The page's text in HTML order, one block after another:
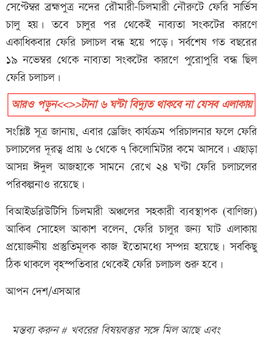
সেপ্টেম্বর ব্রহ্মপুত্র নদের রৌমারী-চিলমারী নৌরুটে ফেরি সার্ভিস
চালু হয়। তবে চালুর পর থেকেই নাব্যতা সংকটের কারণে
একাধিকবার ফেরি চলাচল বন্ধ হয়ে পড়ে। সর্বশেষ গত বছরের
১৯ নভেম্বর থেকে নাব্যতা সংকটের কারণে পুরোপুরি বন্ধ ছিল
ফেরি চলাচল।
আরও পড়ুন<<>>টানা ৬ ঘন্টা বিদ্যুত থাকবে না যেসব এলাকায়
সংশ্লিষ্ট সূত্র জানায়, এবার ড্রেজিং কার্যক্রম পরিচালনার ফলে ফেরি
চলাচলের দূরত্ব প্রায় ৬ থেকে ৭ কিলোমিটার কমে আসবে। এছাড়া
আসন্ন ঈদুল আজহাকে সামনে রেখে ২৪ ঘণ্টা ফেরি চলাচলের
পরিকল্পনাও রয়েছে।
বিআইডব্লিউটিসি চিলমারী অঞ্চলের সহকারী ব্যবস্থাপক (বাণিজ্য)
আকিব সোহেল আকাশ বলেন, ফেরি চালুর জন্য ঘাট এলাকায়
প্রয়োজনীয় প্রস্তুতিমূলক কাজ ইতোমধ্যে সম্পন্ন হয়েছে। সবকিছু
ঠিক থাকলে বৃহস্পতিবার থেকেই ফেরি চলাচল শুরু হবে।
আপন দেশ/এসআর
মন্তব্য করুন # খবরের বিষয়বস্তুর সঙ্গে মিল আছে এবং